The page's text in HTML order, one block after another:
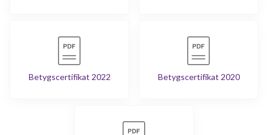
Betygscertifikat 2022 Betygscertifikat 2020